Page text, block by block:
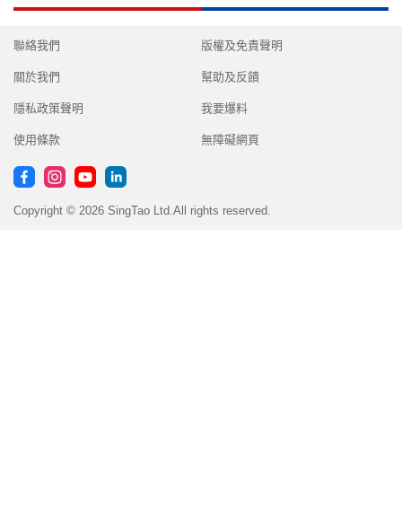
聯絡我們
關於我們
隱私政策聲明
使用條款
版權及免責聲明
幫助及反饋
我要爆料
無障礙網頁
Copyright © 2026 SingTao Ltd.All rights reserved.